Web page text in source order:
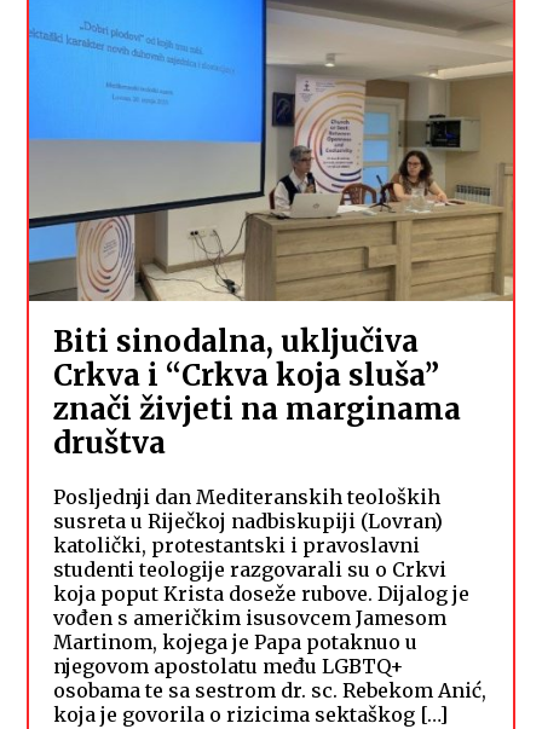
Biti sinodalna, uključiva
Crkva i “Crkva koja sluša”
znači živjeti na marginama
društva
Posljednji dan Mediteranskih teoloških
susreta u Riječkoj nadbiskupiji (Lovran)
katolički, protestantski i pravoslavni
studenti teologije razgovarali su o Crkvi
koja poput Krista doseže rubove. Dijalog je
vođen s američkim isusovcem Jamesom
Martinom, kojega je Papa potaknuo u
njegovom apostolatu među LGBTQ+
osobama te sa sestrom dr. sc. Rebekom Anić,
koja je govorila o rizicima sektaškog […]